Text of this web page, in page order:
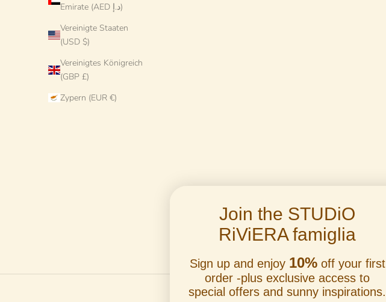
Emirate (AED د.إ)
Vereinigte Staaten
(USD $)
Vereinigtes Königreich
(GBP £)
Zypern (EUR €)
Join the STUDiO
RiViERA famiglia
Sign up and enjoy 10%off your first
order -plus exclusive access to
special offers and sunny inspirations.